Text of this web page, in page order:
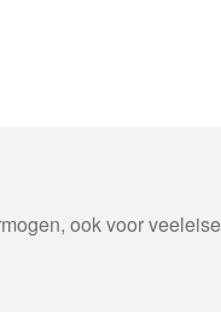
ook voor